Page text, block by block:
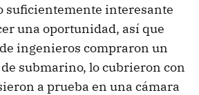
suficientemente interesante
una oportunidad, así que
ingenieros compraron un
submarino, lo cubrieron con
a prueba en una cámara